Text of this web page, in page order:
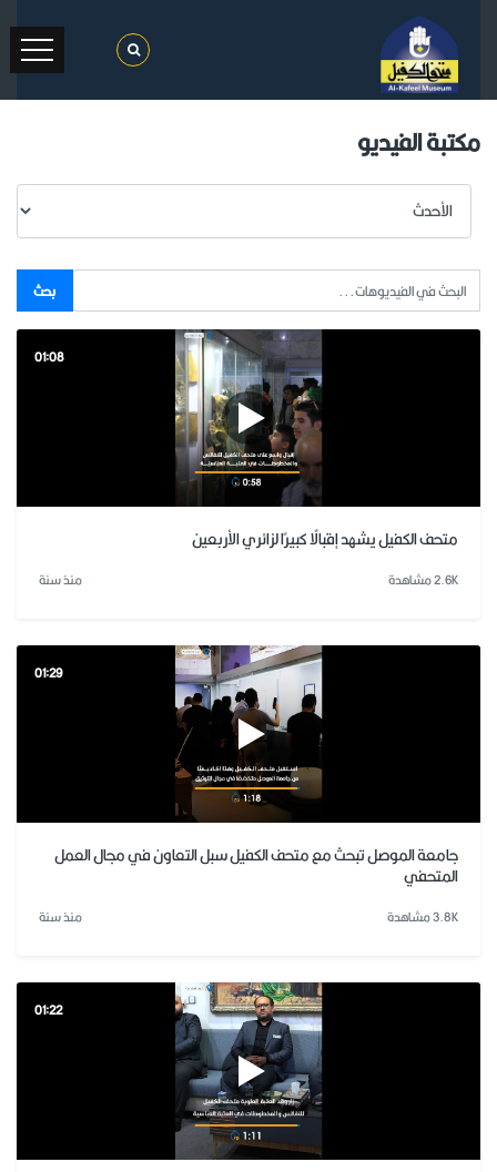
مكتبة الفيديو
بحث
01:08
متحف الكفيل يشهد إقبالًا كبيرًا لزائري الأربعين
2.6K مشاهدة منذ سنة
01:29
جامعة الموصل تبحث مع متحف الكفيل سبل التعاون في مجال العمل
المتحفي
3.8K مشاهدة منذ سنة
01:22